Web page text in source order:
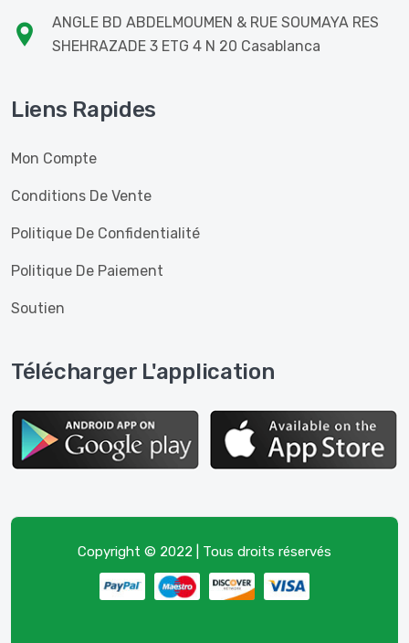
ANGLE BD ABDELMOUMEN & RUE SOUMAYA RES
SHEHRAZADE 3 ETG 4 N 20 Casablanca
Liens Rapides
Mon Compte
Conditions De Vente
Politique De Confidentialité
Politique De Paiement
Soutien
Télécharger L'application
Copyright © 2022 | Tous droits réservés